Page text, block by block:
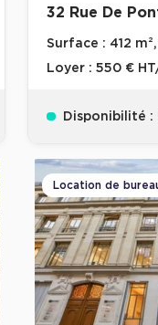
32 Rue De
Surface : 412
Loyer :550 €
Disponibilité :
aux favoris
Location de